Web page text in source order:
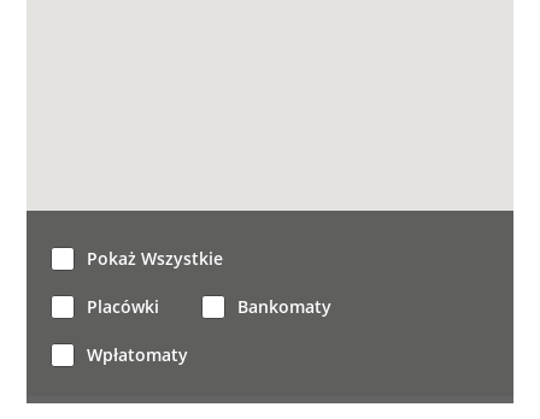
Pokaż Wszystkie
Placówki Bankomaty
Wpłatomaty